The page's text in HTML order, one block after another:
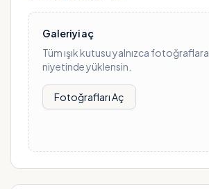
Galeriyi aç
Tüm ışık kutusu yalnızca
niyetinde yüklensin.
Fotoğrafları Aç